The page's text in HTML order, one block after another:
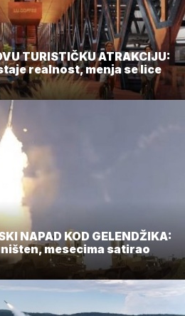
TURISTIČKU ATRAKCIJU:
realnost, menja se lice
NAPAD KOD GELENDŽIKA:
mesecima satirao